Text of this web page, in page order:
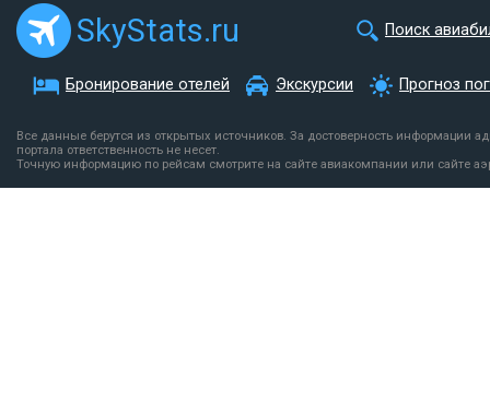
SkyStats.ru Поиск
Бронирование отелей Экскурсии Прогноз
Все данные берутся из открытых источников. За достоверность информации
портала ответственность не несет.
Точную информацию по рейсам смотрите на сайте авиакомпании или сайте